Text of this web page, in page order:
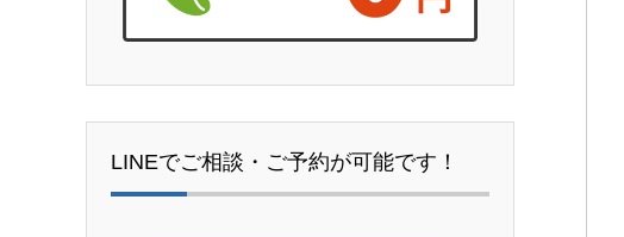
LINEでご相談・ご予約が可能です！